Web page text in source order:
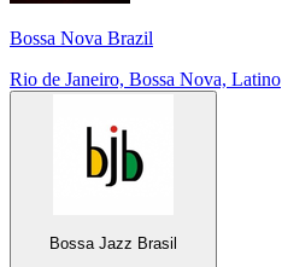
Bossa Nova Brazil
Rio de Janeiro, Bossa Nova, Latino
Bossa Jazz Brasil